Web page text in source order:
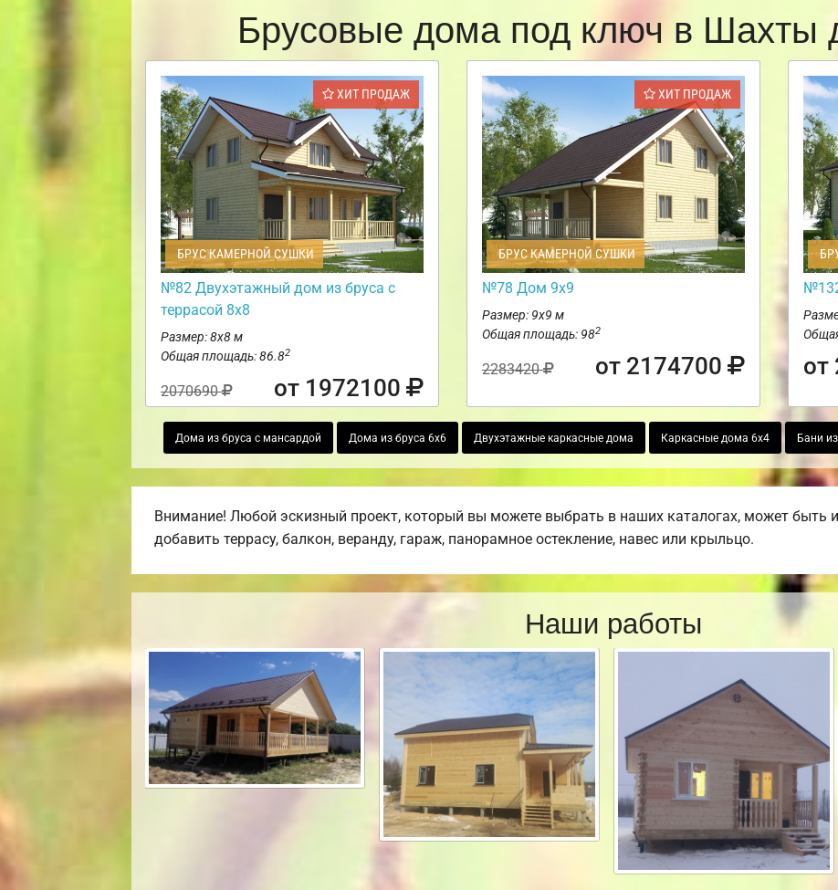
Брусовые дома под ключ в
ХИТ ПРОДАЖ
БРУС КАМЕРНОЙ СУШКИ
№82 Двухэтажный дом из бруса с
террасой 8х8
Размер: 8х8 м
Общая площадь: 86.82
2070690 от 1972100
ХИТ ПРОДАЖ
БРУС КАМЕРНОЙ СУШКИ
№78 Дом 9х9
Размер: 9х9 м
Общая площадь: 982
2283420 от 2174700 от
Дома из бруса с мансардой Дома из бруса 6х6 Двухэтажные каркасные дома Каркасные дома 6х4 Бани
Внимание! Любой эскизный проект, который вы можете выбрать в наших каталогах, может быть
добавить террасу, балкон, веранду, гараж, панорамное остекление, навес или крыльцо.
Наши работы